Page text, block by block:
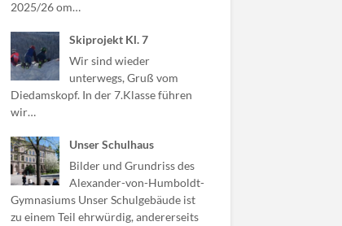
2025/26 om…
Skiprojekt Kl. 7
Wir sind wieder
unterwegs, Gruß vom
Diedamskopf. In der 7.Klasse führen
wir…
Unser Schulhaus
Bilder und Grundriss des
Alexander-von-Humboldt-
Gymnasiums Unser Schulgebäude ist
zu einem Teil ehrwürdig, andererseits